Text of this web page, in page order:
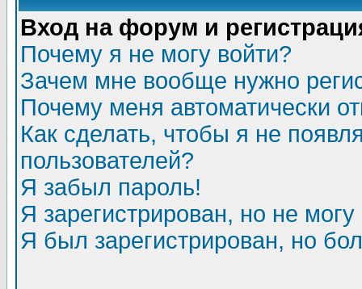
Вход на форум и
Почему я не могу войти?
Зачем мне вообще нужно
Почему меня автоматически
Как сделать, чтобы я не
пользователей?
Я забыл пароль!
Я зарегистрирован, но не могу
Я был зарегистрирован, но